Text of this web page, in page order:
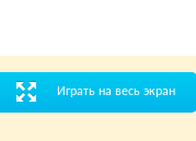
Играть на весь экран